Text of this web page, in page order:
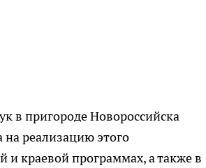
в пригороде Новороссийска
реализацию этого
и краевой программах, а также в